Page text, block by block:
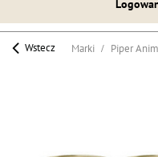
Wstecz Marki Piper